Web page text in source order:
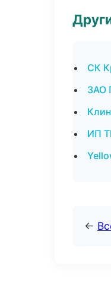
СК
ЗАО
ИП
←